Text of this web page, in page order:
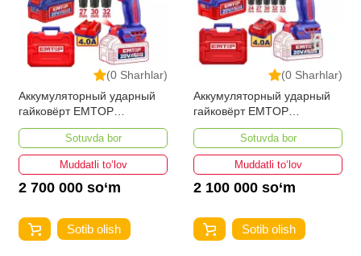
Kategoriya Шуруповерты
(0 Sharhlar)
Аккумуляторный ударный
гайковёрт EMTOP
ECIWL20135
Sotuvda bor
Muddatli to‘lov
2 700 000 so‘m
Sotib olish
(0 Sharhlar)
Аккумуляторный ударный
гайковёрт EMTOP
ECIWL20105
Sotuvda bor
Muddatli to‘lov
2 100 000 so‘m
Sotib olish